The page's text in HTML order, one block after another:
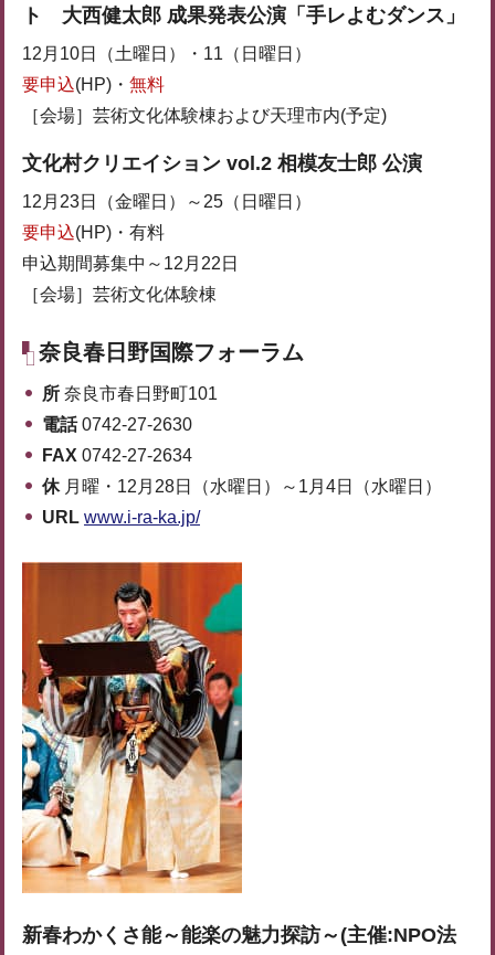
ト 大西健太郎 成果発表公演「手レよむダンス」
12月10日（土曜日）・11（日曜日）
要申込(HP)・ 無料
［会場］芸術文化体験棟および天理市内(予定)
文化村クリエイション vol.2 相模友士郎 公演
12月23日（金曜日）～25（日曜日）
要申込(HP)・有料
申込期間募集中～12月22日
［会場］芸術文化体験棟
奈良春日野国際フォーラム
所 奈良市春日野町101
電話0742-27-2630
FAX 0742-27-2634
休 月曜・12月28日（水曜日）～1月4日（水曜日）
URL www.i-ra-ka.jp/
新春わかくさ能～能楽の魅力探訪～(主催:NPO法